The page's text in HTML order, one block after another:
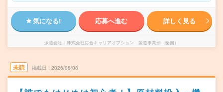
気になる! 応募へ進む 詳しく見る
派遣会社 株式会社綜合キャリアオプション 製造事業部（全国）
未読 掲載日 2026/08/08